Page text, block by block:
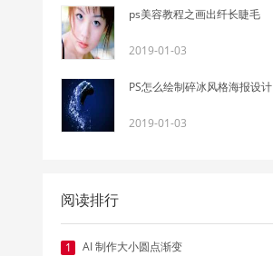
ps美容教程之画出纤长睫毛
2019-01-03
PS怎么绘制碎冰风格海报设计
2019-01-03
阅读排行
1 AI 制作大小圆点渐变